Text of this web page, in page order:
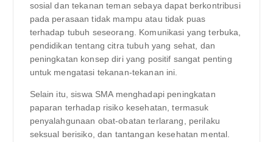
sosial dan tekanan teman sebaya dapat berkontribusi
pada perasaan tidak mampu atau tidak puas
terhadap tubuh seseorang. Komunikasi yang terbuka,
pendidikan tentang citra tubuh yang sehat, dan
peningkatan konsep diri yang positif sangat penting
untuk mengatasi tekanan-tekanan ini.
Selain itu, siswa SMA menghadapi peningkatan
paparan terhadap risiko kesehatan, termasuk
penyalahgunaan obat-obatan terlarang, perilaku
seksual berisiko, dan tantangan kesehatan mental.